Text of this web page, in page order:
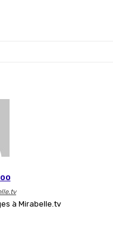
à Mirabelle.tv